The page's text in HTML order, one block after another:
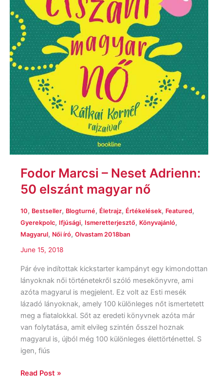
Fodor Marcsi – Neset Adrienn:
50 elszánt magyar nő
10, Bestseller, Blogturné, Életrajz, Értékelések, Featured,
Gyerekpolc, Ifjúsági, Ismeretterjesztő, Könyvajánló,
Magyarul, Női író, Olvastam 2018ban
June 15, 2018
Pár éve indítottak kickstarter kampányt egy kimondottan
lányoknak női történetekről szóló mesekönyvre, ami
azóta magyarul is megjelent. Ez volt az Esti mesék
lázadó lányoknak, amely 100 különleges nőt ismertetett
meg a fiatalokkal. Sőt az eredeti könyvnek azóta már
van folytatása, amit elvileg szintén ősszel hoznak
magyarul is, újból még 100 különleges élettörténettel. S
igen, fiús
Read Post »